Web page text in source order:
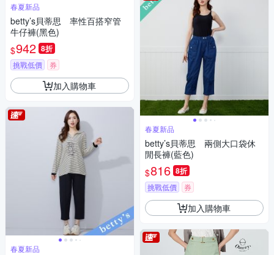
春夏新品
betty’s貝蒂思 率性百搭窄管
牛仔褲(黑色)
$942 8折
挑戰低價 券
加入購物車
春夏新品
春夏新品
betty’s貝蒂思 兩側大口袋休
閒長褲(藍色)
$816 8折
挑戰低價 券
加入購物車